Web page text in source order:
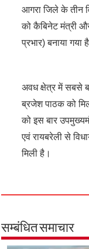
आगरा जिले के तीन
को कैबिनेट मंत्री और
प्रभार) बनाया गया
अवध क्षेत्र में सबसे
ब्रजेश पाठक को
को इस बार
एवं रायबरेली से
मिली है।
सम्बंधित समाचार